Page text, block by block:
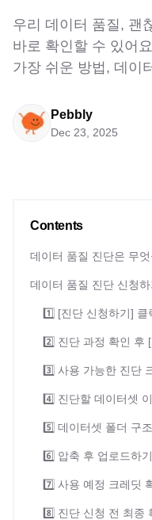
우리 데이터 품질, 괜
바로 확인할 수 있어
가장 쉬운 방법, 데이
Pebbly
Dec 23, 2025
Contents
데이터 품질 진단은 무
데이터 품질 진단 신청하
1️⃣ [진단 신청하기] 클
2️⃣ 진단 과정 확인 후
3️⃣ 사용 가능한 진단
4️⃣ 진단할 데이터셋
5️⃣ 데이터셋 폴더 구
6️⃣ 압축 후 업로드하기
7️⃣ 사용 예정 크레딧
8️⃣ 진단 신청 전 최종